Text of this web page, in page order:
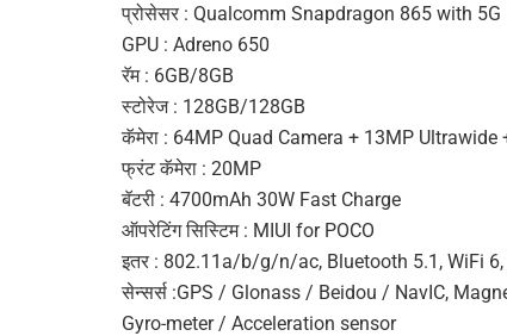
प्रोसेसर : Qualcomm Snapdragon 865 with 5G
GPU : Adreno 650
रॅम : 6GB/8GB
स्टोरेज : 128GB/128GB
कॅमेरा : 64MP Quad Camera + 13MP
फ्रंट कॅमेरा : 20MP
बॅटरी : 4700mAh 30W Fast Charge
ऑपरेटिंग सिस्टिम : MIUI for POCO
इतर : 802.11a/b/g/n/ac, Bluetooth 5.1, WiFi
सेन्सर्स :GPS / Glonass / Beidou / NavIC,
Gyro-meter / Acceleration sensor